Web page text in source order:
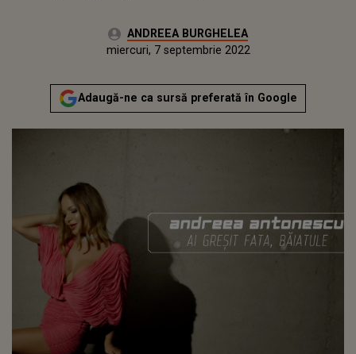
Autor:ANDREEA BURGHELEA
marți, 7 septembrie 2021
Actualizat:
miercuri, 7 septembrie 2022
Adaugă-ne ca sursă preferată în Google